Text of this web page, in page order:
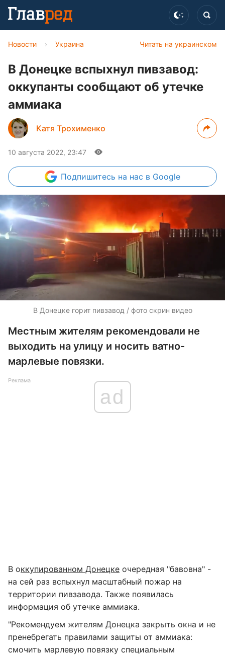
Читать на украинском
Новости › Украина
В Донецке вспыхнул пивзавод:
оккупанты сообщают об утечке
аммиака
Катя Трохименко
10 августа 2022, 23:47
Подпишитесь на нас в Google
В Донецке горит пивзавод / фото скрин видео
Местным жителям рекомендовали не
выходить на улицу и носить ватно-
марлевые повязки.
Реклама
ad
В оккупированном Донецке очередная "бавовна" -
на сей раз вспыхнул масштабный пожар на
территории пивзавода. Также появилась
информация об утечке аммиака.
"Рекомендуем жителям Донецка закрыть окна и не
пренебрегать правилами защиты от аммиака:
смочить марлевую повязку специальным